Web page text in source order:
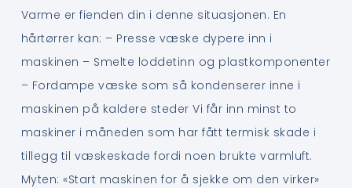
Varme er fienden din i denne situasjonen. En
hårtørrer kan: – Presse væske dypere inn i
maskinen – Smelte loddetinn og plastkomponenter
– Fordampe væske som så kondenserer inne i
maskinen på kaldere steder Vi får inn minst to
maskiner i måneden som har fått termisk skade i
tillegg til væskeskade fordi noen brukte varmluft.
Myten: «Start maskinen for å sjekke om den virker»